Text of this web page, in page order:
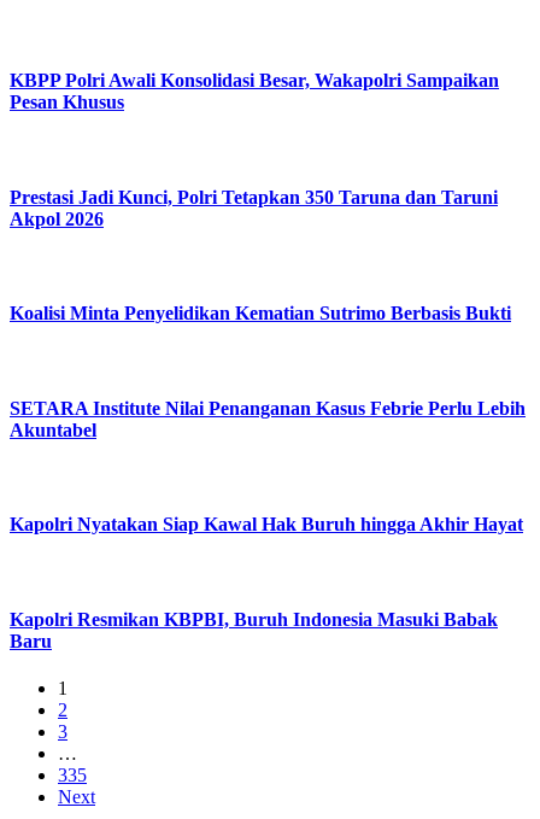
KBPP Polri Awali Konsolidasi Besar, Wakapolri Sampaikan
Pesan Khusus
Prestasi Jadi Kunci, Polri Tetapkan 350 Taruna dan Taruni
Akpol 2026
Koalisi Minta Penyelidikan Kematian Sutrimo Berbasis Bukti
SETARA Institute Nilai Penanganan Kasus Febrie Perlu Lebih
Akuntabel
Kapolri Nyatakan Siap Kawal Hak Buruh hingga Akhir Hayat
Kapolri Resmikan KBPBI, Buruh Indonesia Masuki Babak
Baru
1
2
3
…
335
Next